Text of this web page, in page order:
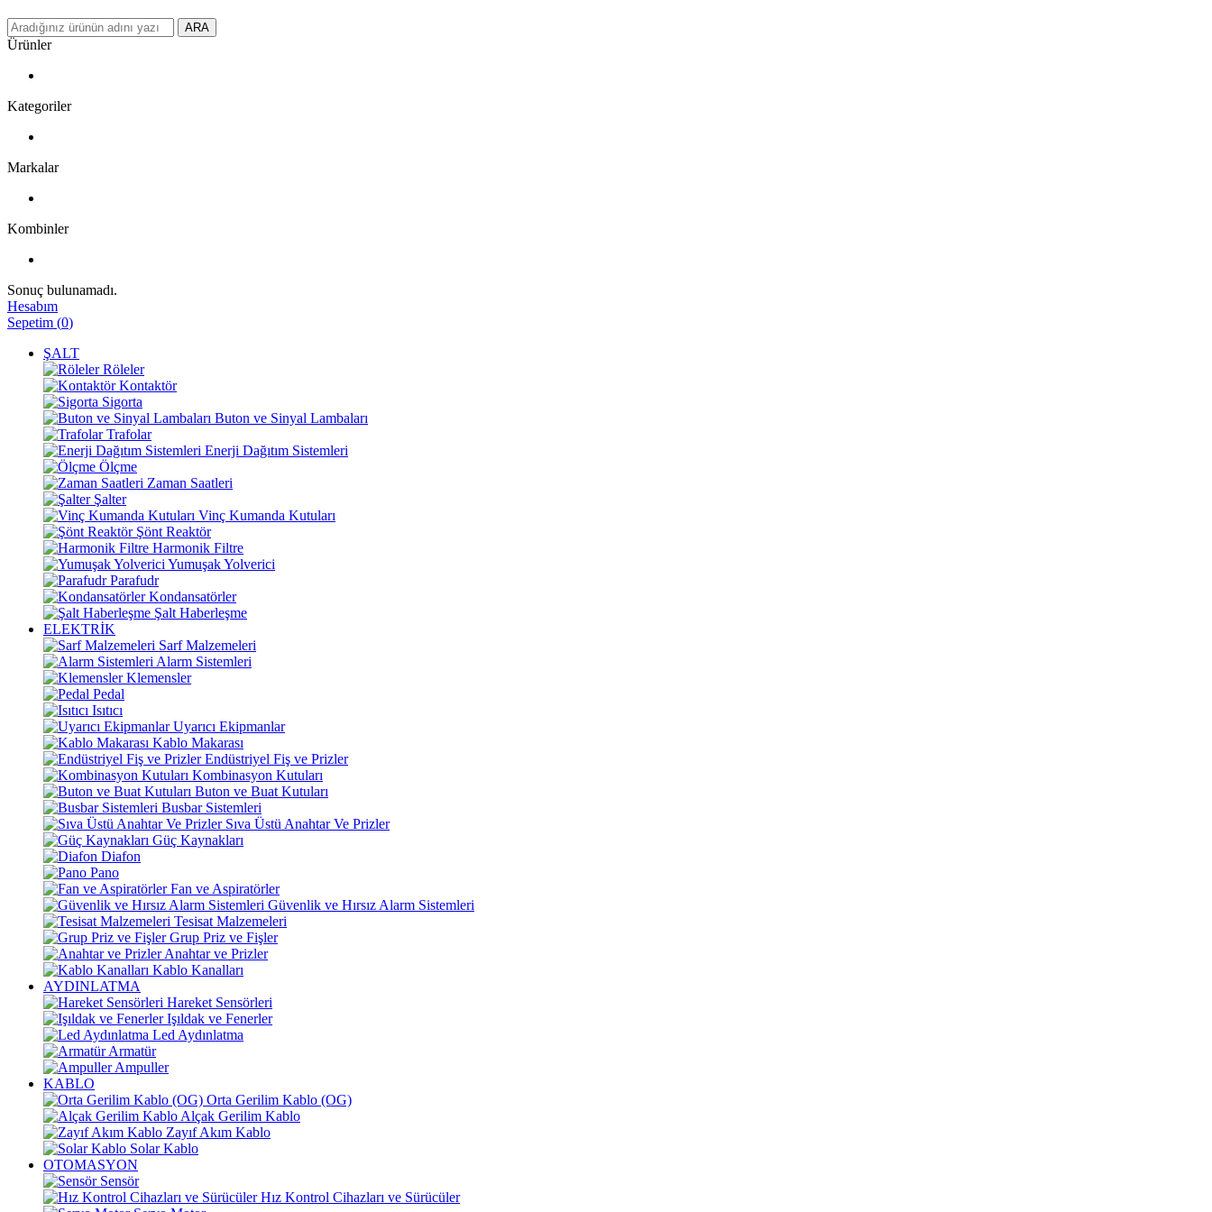
ARA
Ürünler
Kategoriler
Markalar
Kombinler
Sonuç bulunamadı.
Hesabım
Sepetim (0)
ŞALT
Röleler
Kontaktör
Sigorta
Buton ve Sinyal Lambaları
Trafolar
Enerji Dağıtım Sistemleri
Ölçme
Zaman Saatleri
Şalter
Vinç Kumanda Kutuları
Şönt Reaktör
Harmonik Filtre
Yumuşak Yolverici
Parafudr
Kondansatörler
Şalt Haberleşme
ELEKTRİK
Sarf Malzemeleri
Alarm Sistemleri
Klemensler
Pedal
Isıtıcı
Uyarıcı Ekipmanlar
Kablo Makarası
Endüstriyel Fiş ve Prizler
Kombinasyon Kutuları
Buton ve Buat Kutuları
Busbar Sistemleri
Sıva Üstü Anahtar Ve Prizler
Güç Kaynakları
Diafon
Pano
Fan ve Aspiratörler
Güvenlik ve Hırsız Alarm Sistemleri
Tesisat Malzemeleri
Grup Priz ve Fişler
Anahtar ve Prizler
Kablo Kanalları
AYDINLATMA
Hareket Sensörleri
Işıldak ve Fenerler
Led Aydınlatma
Armatür
Ampuller
KABLO
Orta Gerilim Kablo (OG)
Alçak Gerilim Kablo
Zayıf Akım Kablo
Solar Kablo
OTOMASYON
Sensör
Hız Kontrol Cihazları ve Sürücüler